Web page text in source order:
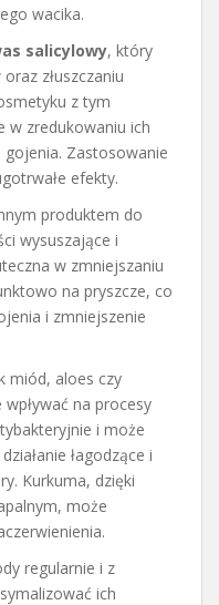
wacika.
salicylowy, który
złuszczaniu
z tym
w zredukowaniu ich
Zastosowanie
efekty.
produktem do
wysuszające i
w zmniejszaniu
na pryszcze, co
i zmniejszenie
miód, aloes czy
na procesy
i może
łagodzące i
Kurkuma, dzięki
może
regularnie i z
ich